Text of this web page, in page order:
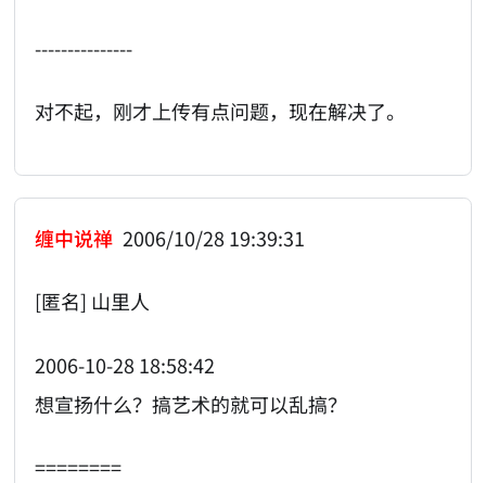
---------------
对不起，刚才上传有点问题，现在解决了。
缠中说禅 2006/10/28 19:39:31
[匿名] 山里人
2006-10-28 18:58:42
想宣扬什么？搞艺术的就可以乱搞？
========